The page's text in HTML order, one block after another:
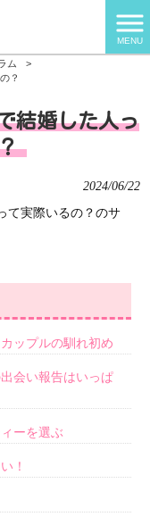
MENU
ム
>
？
結婚した人っ
2024/06/22
ップルの馴れ初め
会い報告はいっぱ
ーを選ぶ
！